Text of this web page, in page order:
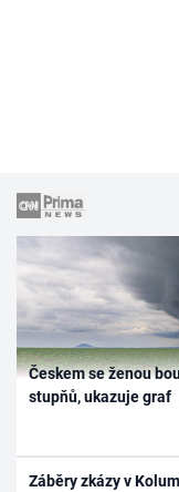
Českem se ženou
stupňů, ukazuje graf
Záběry zkázy v